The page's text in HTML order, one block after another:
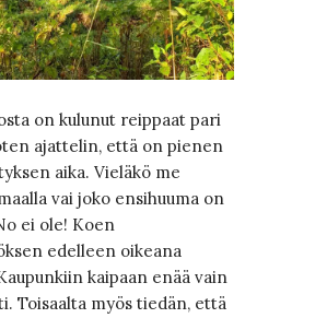
on kulunut reippaat pari
ajattelin, että on pienen
aika. Vieläkö me
vai joko ensihuuma on
ei ole! Koen
edelleen oikeana
kaipaan enää vain
Toisaalta myös tiedän, että